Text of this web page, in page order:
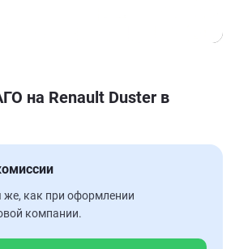
на Renault Duster в
же, как при оформлении
компании.